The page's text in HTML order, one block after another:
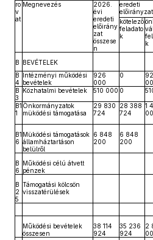
ro
v
at
Megnevezés
2026.
évi
eredeti
előirány
zat
összese
n
eredeti
kötelező
feladato
k
k
B BEVÉTELEK
B
4
Intézményi működési
bevételek
926
000
0
B
3
Közhatalmi bevételek 510 000 0
B1
1
Önkormányzatok
müködési támogatása
29 830
724
28 388
724
1
B1
6
Müködési támogatások
államháztartáson
belülről
6 848
200
6 848
200
B
6
Működési célú átvett
pénzek
B
2
5
Támogatási kölcsön
visszatérülések
Működési bevételek
összesen
38 114
924
35 236
924
2